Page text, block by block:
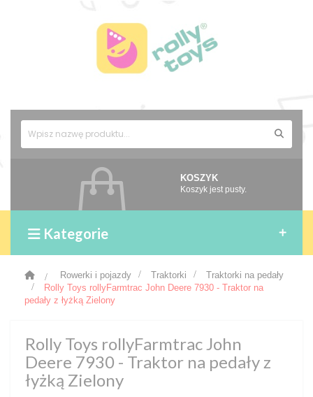
KOSZYK
Koszyk jest pusty.
Kategorie
> Rowerki i pojazdy > Traktorki >
Traktorki na pedały
>
Rolly Toys rollyFarmtrac John Deere 7930 - Traktor na
pedały z łyżką Zielony
Rolly Toys rollyFarmtrac John
Deere 7930 - Traktor na pedały z
łyżką Zielony